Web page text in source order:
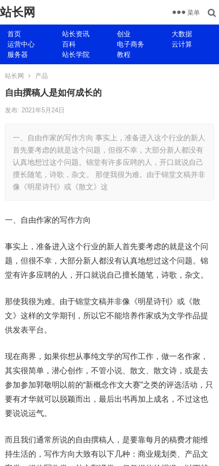
站长网
首页 站长资讯 创业
大数据
运营中心
百科 电子商务
云计算
服务器
站长学院 教程
菜单
站长网 产品
自由撰稿人是如何成长的
发布: 2021年5月24日
一、自由作家的写作方向 事实上，准备进入这个行业的新人
首先要考虑的就是这个问题，但很不幸，大部分新人都没有
认真地想过这个问题。锦堂有许多应聘的人，开口就说自己
擅长随笔，诗歌，杂文。 那使我很为难。由于锦堂文稿并非
像《明星诗刊》或《散文》这
一、自由作家的写作方向
事实上，准备进入这个行业的新人首先要考虑的就是这个问
题，但很不幸，大部分新人都没有认真地想过这个问题。锦
堂有许多应聘的人，开口就说自己擅长随笔，诗歌，杂文。
那使我很为难。由于锦堂文稿并非像《明星诗刊》或《散
文》这样的文学期刊，所以它不能培养作家或为文学作品提
供发表平台。
现在商界，如果你想从事纯文学的写作工作，做一名作家，
其实很简单，潜心创作，不管小说、散文、散文诗，或是去
参加参加郭敬明以前的“新概念作文大赛”之类的评选活动，只
要有才华就可以脱颖而出，最后出书再加上成名，不过这也
要说说运气。
而且我们通常所说的自由撰稿人，是要靠每月的稿费才能维
持生活的，写作方向大致有以下几种：商业规划类、产品文